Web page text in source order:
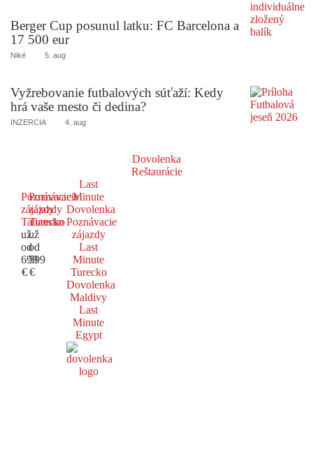
Berger Cup posunul latku: FC Barcelona a
17 500 eur
Niké 5. aug
Vyžrebovanie futbalových súťaží: Kedy
hrá vaše mesto či dedina?
INZERCIA 4. aug
Dovolenka
Reštaurácie
Poznávacie
zájazdy
Taliansko
už
od
699
€
Poznávacie
zájazdy
Turecko
už
od
599
€
Last
Minute
Dovolenka
Poznávacie
zájazdy
Last
Minute
Turecko
Dovolenka
Maldivy
Last
Minute
Egypt